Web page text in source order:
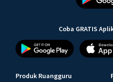
Coba GRATIS
Produk Ruangguru